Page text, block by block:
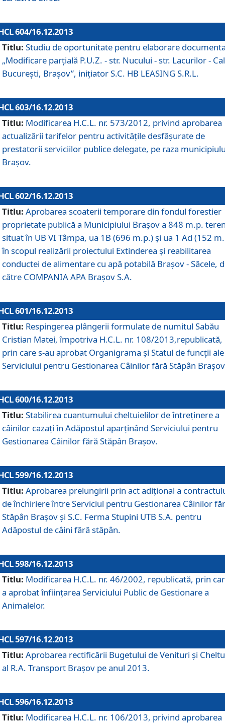
604/16.12.2013
Titlu: Studiu de oportunitate pentru elaborare
„Modificare parţială P.U.Z. - str. Nucului - str. Lacurilor -
Bucureşti, Braşov”, iniţiator S.C. HB LEASING S.R.L.
603/16.12.2013
Titlu: Modificarea H.C.L. nr. 573/2012, privind aprobarea
actualizării tarifelor pentru activităţile desfăşurate de
prestatorii serviciilor publice delegate, pe raza
Braşov.
602/16.12.2013
Titlu: Aprobarea scoaterii temporare din fondul forestier
proprietate publică a Municipiului Braşov a 848 m.p.
situat în UB VI Tâmpa, ua 1B (696 m.p.) şi ua 1 Ad (152
în scopul realizării proiectului Extinderea şi reabilitarea
conductei de alimentare cu apă potabilă Braşov - Săcele,
către COMPANIA APA Braşov S.A.
601/16.12.2013
Titlu: Respingerea plângerii formulate de numitul Sabău
Cristian Matei, împotriva H.C.L. nr. 108/2013,republicată,
prin care s-au aprobat Organigrama şi Statul de funcţii ale
Serviciului pentru Gestionarea Câinilor fără Stăpân
600/16.12.2013
Titlu: Stabilirea cuantumului cheltuielilor de întreţinere a
câinilor cazaţi în Adăpostul aparţinând Serviciului pentru
Gestionarea Câinilor fără Stăpân Braşov.
599/16.12.2013
Titlu: Aprobarea prelungirii prin act adiţional a
de închiriere între Serviciul pentru Gestionarea Câinilor
Stăpân Braşov şi S.C. Ferma Stupini UTB S.A. pentru
Adăpostul de câini fără stăpân.
598/16.12.2013
Titlu: Modificarea H.C.L. nr. 46/2002, republicată, prin
a aprobat înfiinţarea Serviciului Public de Gestionare a
Animalelor.
597/16.12.2013
Titlu: Aprobarea rectificării Bugetului de Venituri şi
al R.A. Transport Braşov pe anul 2013.
596/16.12.2013
Titlu: Modificarea H.C.L. nr. 106/2013, privind aprobarea